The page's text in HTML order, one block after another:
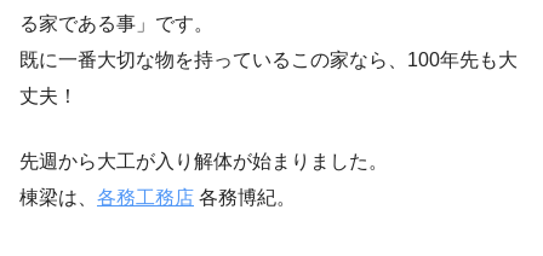
る家である事」です。
既に一番大切な物を持っているこの家なら、100年先も大
丈夫！
先週から大工が入り解体が始まりました。
棟梁は、 各務工務店 各務博紀。